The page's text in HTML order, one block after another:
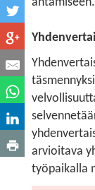
arvioitava
työpaikalla